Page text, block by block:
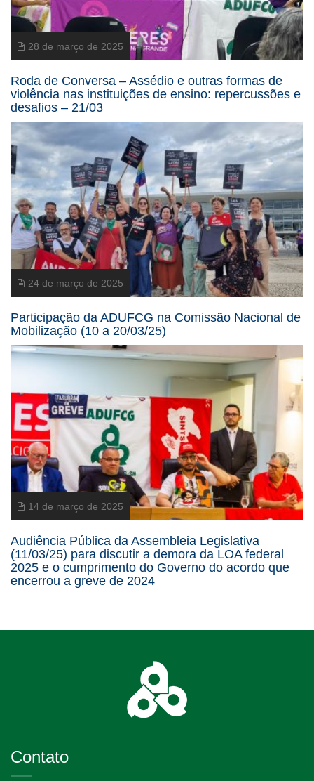
28 de março de 2025
Roda de Conversa – Assédio e outras formas de
violência nas instituições de ensino: repercussões e
desafios – 21/03
24 de março de 2025
Participação da ADUFCG na Comissão Nacional de
Mobilização (10 a 20/03/25)
14 de março de 2025
Audiência Pública da Assembleia Legislativa
(11/03/25) para discutir a demora da LOA federal
2025 e o cumprimento do Governo do acordo que
encerrou a greve de 2024
Contato